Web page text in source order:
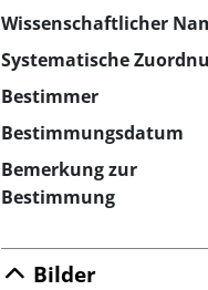
Wissenschaftlicher
Systematische
Bestimmer
Bestimmungsdatum
Bemerkung zur
Bestimmung
Bilder